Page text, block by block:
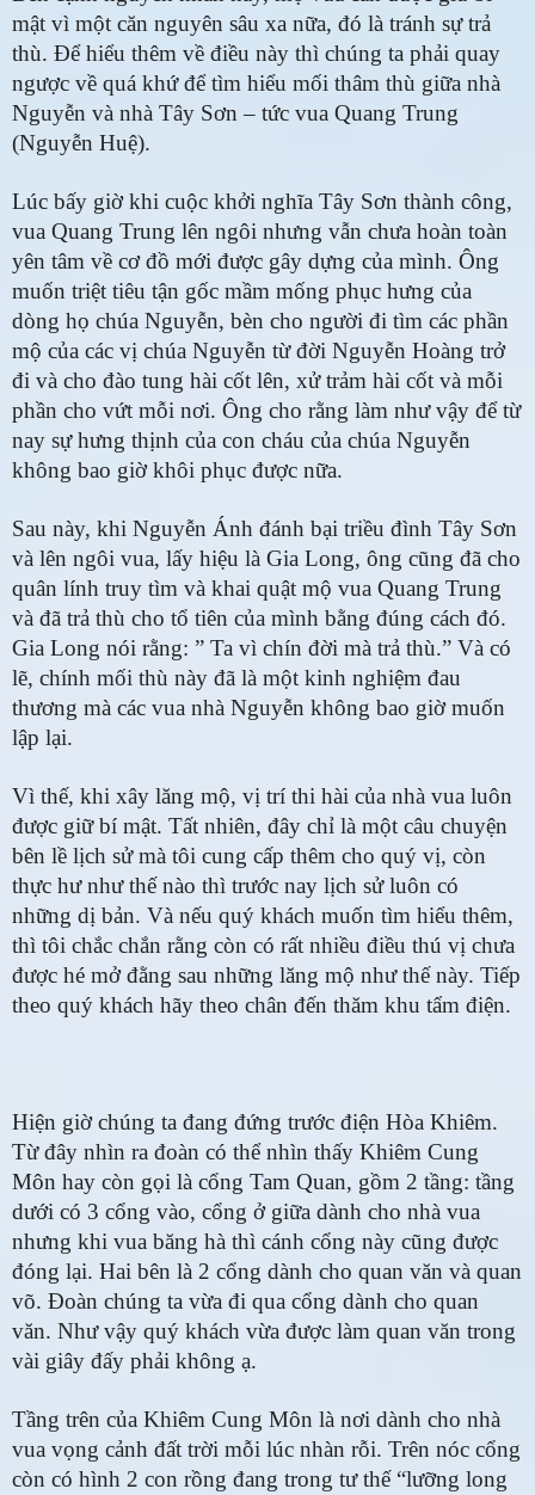
mật vì một căn nguyên sâu xa nữa, đó là tránh sự trả
thù. Để hiểu thêm về điều này thì chúng ta phải quay
ngược về quá khứ để tìm hiểu mối thâm thù giữa nhà
Nguyễn và nhà Tây Sơn – tức vua Quang Trung
(Nguyễn Huệ).
Lúc bấy giờ khi cuộc khởi nghĩa Tây Sơn thành công,
vua Quang Trung lên ngôi nhưng vẫn chưa hoàn toàn
yên tâm về cơ đồ mới được gây dựng của mình. Ông
muốn triệt tiêu tận gốc mầm mống phục hưng của
dòng họ chúa Nguyễn, bèn cho người đi tìm các phần
mộ của các vị chúa Nguyễn từ đời Nguyễn Hoàng trở
đi và cho đào tung hài cốt lên, xử trảm hài cốt và mỗi
phần cho vứt mỗi nơi. Ông cho rằng làm như vậy để từ
nay sự hưng thịnh của con cháu của chúa Nguyễn
không bao giờ khôi phục được nữa.
Sau này, khi Nguyễn Ánh đánh bại triều đình Tây Sơn
và lên ngôi vua, lấy hiệu là Gia Long, ông cũng đã cho
quân lính truy tìm và khai quật mộ vua Quang Trung
và đã trả thù cho tổ tiên của mình bằng đúng cách đó.
Gia Long nói rằng: ” Ta vì chín đời mà trả thù.” Và có
lẽ, chính mối thù này đã là một kinh nghiệm đau
thương mà các vua nhà Nguyễn không bao giờ muốn
lập lại.
Vì thế, khi xây lăng mộ, vị trí thi hài của nhà vua luôn
được giữ bí mật. Tất nhiên, đây chỉ là một câu chuyện
bên lề lịch sử mà tôi cung cấp thêm cho quý vị, còn
thực hư như thế nào thì trước nay lịch sử luôn có
những dị bản. Và nếu quý khách muốn tìm hiểu thêm,
thì tôi chắc chắn rằng còn có rất nhiều điều thú vị chưa
được hé mở đằng sau những lăng mộ như thế này. Tiếp
theo quý khách hãy theo chân đến thăm khu tẩm điện.
Hiện giờ chúng ta đang đứng trước điện Hòa Khiêm.
Từ đây nhìn ra đoàn có thể nhìn thấy Khiêm Cung
Môn hay còn gọi là cổng Tam Quan, gồm 2 tầng: tầng
dưới có 3 cổng vào, cổng ở giữa dành cho nhà vua
nhưng khi vua băng hà thì cánh cổng này cũng được
đóng lại. Hai bên là 2 cổng dành cho quan văn và quan
võ. Đoàn chúng ta vừa đi qua cổng dành cho quan
văn. Như vậy quý khách vừa được làm quan văn trong
vài giây đấy phải không ạ.
Tầng trên của Khiêm Cung Môn là nơi dành cho nhà
vua vọng cảnh đất trời mỗi lúc nhàn rỗi. Trên nóc cổng
còn có hình 2 con rồng đang trong tư thế “lưỡng long